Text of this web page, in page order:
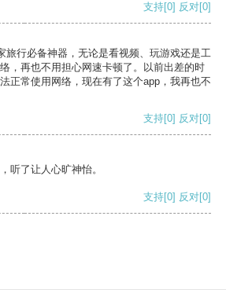
支持[0] 反对[0]
旅行必备神器，无论是看视频、玩游戏还是工
，再也不用担心网速卡顿了。以前出差的时
正常使用网络，现在有了这个app，我再也不
支持[0] 反对[0]
听了让人心旷神怡。
支持[0] 反对[0]